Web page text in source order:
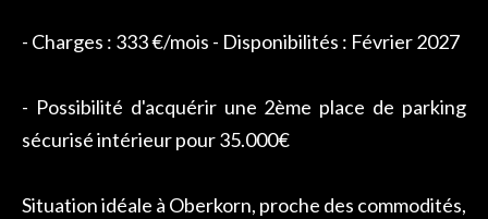
- Charges : 333 €/mois - Disponibilités : Février 2027
- Possibilité d'acquérir une 2ème place de parking
sécurisé intérieur pour 35.000€
Situation idéale à Oberkorn, proche des commodités,